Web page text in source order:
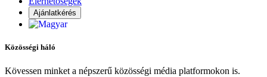
Ajánlatkérés
Közösségi háló
Kövessen minket a népszerű közösségi média platformokon is.